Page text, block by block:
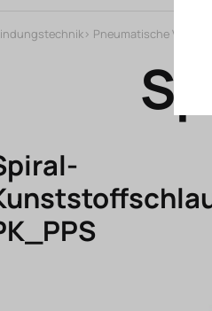
> Pneumatische